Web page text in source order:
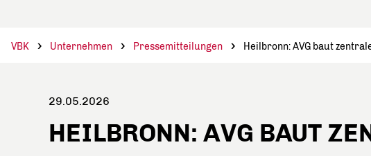
VBK Unternehmen Pressemitteilungen Heilbronn: AVG baut
29.05.2026
HEILBRONN: AVG BAUT